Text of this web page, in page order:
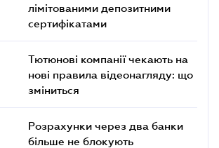
лімітованими депозитними
сертифікатами
Тютюнові компанії чекають на
нові правила відеонагляду: що
зміниться
Розрахунки через два банки
більше не блокують